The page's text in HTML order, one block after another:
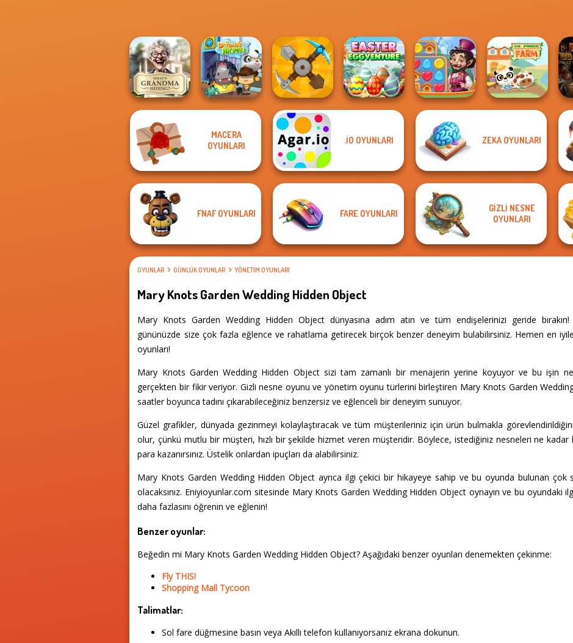
What Is Grandma
Hiding
Dr. Panda Airport Craft Drill
Easter
Vega Mix: Fairy
Town
MACERA
OYUNLARI
.IO OYUNLARI ZEKA OYUNLARI
FNAF OYUNLARI FARE OYUNLARI
GIZLI NESNE
OYUNLARI
OYUNLAR GÜNLÜK OYUNLAR YÖNETIM OYUNLARI
Mary Knots Garden Wedding Hidden Object
Mary Knots Garden Wedding Hidden Object dünyasına adım atın ve tüm endişelerinizi geride bırakın!
gününüzde size çok fazla eğlence ve rahatlama getirecek birçok benzer deneyim bulabilirsiniz. Hemen en
oyunları!
Mary Knots Garden Wedding Hidden Object sizi tam zamanlı bir menajerin yerine koyuyor ve bu işin
gerçekten bir fikir veriyor. Gizli nesne oyunu ve yönetim oyunu türlerini birleştiren Mary Knots Garden
saatler boyunca tadını çıkarabileceğiniz benzersiz ve eğlenceli bir deneyim sunuyor.
Güzel grafikler, dünyada gezinmeyi kolaylaştıracak ve tüm müşterileriniz için ürün bulmakla
olur, çünkü mutlu bir müşteri, hızlı bir şekilde hizmet veren müşteridir. Böylece, istediğiniz nesneleri ne kadar
para kazanırsınız. Üstelik onlardan ipuçları da alabilirsiniz.
Mary Knots Garden Wedding Hidden Object ayrıca ilgi çekici bir hikayeye sahip ve bu oyunda bulunan çok
olacaksınız. Eniyioyunlar.com sitesinde Mary Knots Garden Wedding Hidden Object oynayın ve bu oyundaki
daha fazlasını öğrenin ve eğlenin!
Benzer oyunlar:
Beğedin mi Mary Knots Garden Wedding Hidden Object? Aşağıdaki benzer oyunları denemekten çekinme:
Fly THIS!
Shopping Mall Tycoon
Talimatlar:
Sol fare düğmesine basın veya Akıllı telefon kullanıyorsanız ekrana dokunun.